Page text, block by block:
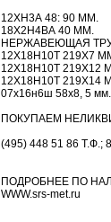
12ХН3А 48: 90 ММ.
18Х2Н4ВА 40 ММ.
НЕРЖАВЕЮЩАЯ
12Х18Н10Т 219Х7
12Х18Н10Т 219Х12
12Х18Н10Т 219Х14
07х16н6ш 58х8, 5 мм.
ПОКУПАЕМ
(495) 448 51 86 Т.Ф.;
ПОДРОБНЕЕ ПО
WWW.srs-met.ru